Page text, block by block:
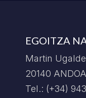
EGOITZA
Martin
20140
Tel.: (+34)